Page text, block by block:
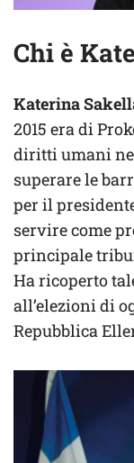
Chi è
Katerina
2015 era di
diritti umani
superare le
per il
servire come
principale
Ha ricoperto
all’elezioni di
Repubblica